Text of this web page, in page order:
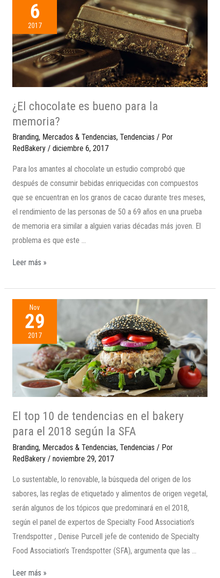
6
2017
¿El chocolate es bueno para la
memoria?
Branding, Mercados & Tendencias, Tendencias / Por
RedBakery / diciembre 6, 2017
Para los amantes al chocolate un estudio comprobó que
después de consumir bebidas enriquecidas con compuestos
que se encuentran en los granos de cacao durante tres meses,
el rendimiento de las personas de 50 a 69 años en una prueba
de memoria era similar a alguien varias décadas más joven. El
problema es que este …
Leer más »
Nov
29
2017
El top 10 de tendencias en el bakery
para el 2018 según la SFA
Branding, Mercados & Tendencias, Tendencias / Por
RedBakery / noviembre 29, 2017
Lo sustentable, lo renovable, la búsqueda del origen de los
sabores, las reglas de etiquetado y alimentos de origen vegetal,
serán algunos de los tópicos que predominará en el 2018,
según el panel de expertos de Specialty Food Association’s
Trendspotter , Denise Purcell jefe de contenido de Specialty
Food Association’s Trendspotter (SFA), argumenta que las …
Leer más »